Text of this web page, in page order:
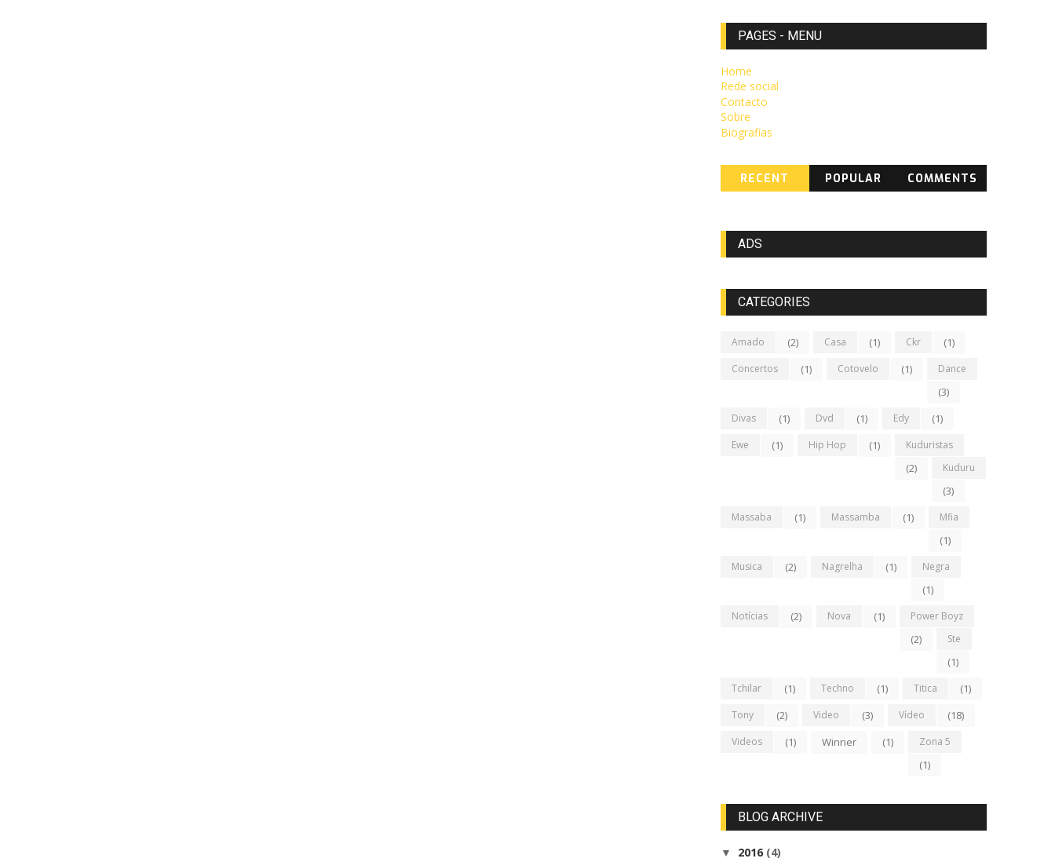
PAGES - MENU
Home
Rede social
Contacto
Sobre
Biografias
RECENT POPULAR COMMENTS
ADS
CATEGORIES
Amado (2) Casa (1) Ckr (1)
Concertos (1) Cotovelo (1) Dance
(3)
Divas (1) Dvd (1) Edy (1)
Ewe (1) Hip Hop (1) Kuduristas
(2) Kuduru
(3)
Massaba (1) Massamba (1) Mfia
(1)
Musica (2) Nagrelha (1) Negra
(1)
Notícias (2) Nova (1) Power Boyz
(2) Ste
(1)
Tchilar (1) Techno (1) Titica (1)
Tony (2) Video (3) Vídeo (18)
Videos (1) Winner (1) Zona 5
(1)
BLOG ARCHIVE
▼ 2016 (4)